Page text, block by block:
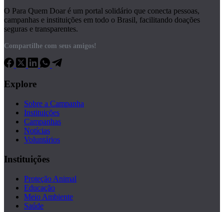
O Para Quem Doar é um portal solidário que conecta pessoas,
campanhas e instituições em todo o Brasil, facilitando doações
seguras e transparentes.
Compartilhe com seus amigos!
Explore
Sobre a Campanha
Instituições
Campanhas
Notícias
Voluntários
Instituições
Proteção Animal
Educação
Meio Ambiente
Saúde